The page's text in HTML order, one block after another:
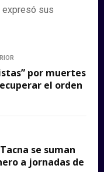
sus
por muertes
el orden
se suman
a jornadas de